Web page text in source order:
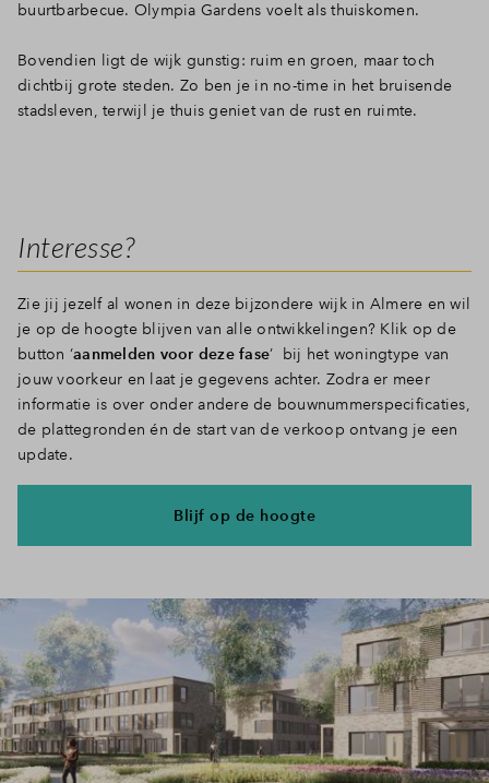
buurtbarbecue. Olympia Gardens voelt als thuiskomen.
Bovendien ligt de wijk gunstig: ruim en groen, maar toch
dichtbij grote steden. Zo ben je in no-time in het bruisende
stadsleven, terwijl je thuis geniet van de rust en ruimte.
Interesse?
Zie jij jezelf al wonen in deze bijzondere wijk in Almere en wil
je op de hoogte blijven van alle ontwikkelingen? Klik op de
button ‘aanmelden voor deze fase’ bij het woningtype van
jouw voorkeur en laat je gegevens achter. Zodra er meer
informatie is over onder andere de bouwnummerspecificaties,
de plattegronden én de start van de verkoop ontvang je een
update.
Blijf op de hoogte